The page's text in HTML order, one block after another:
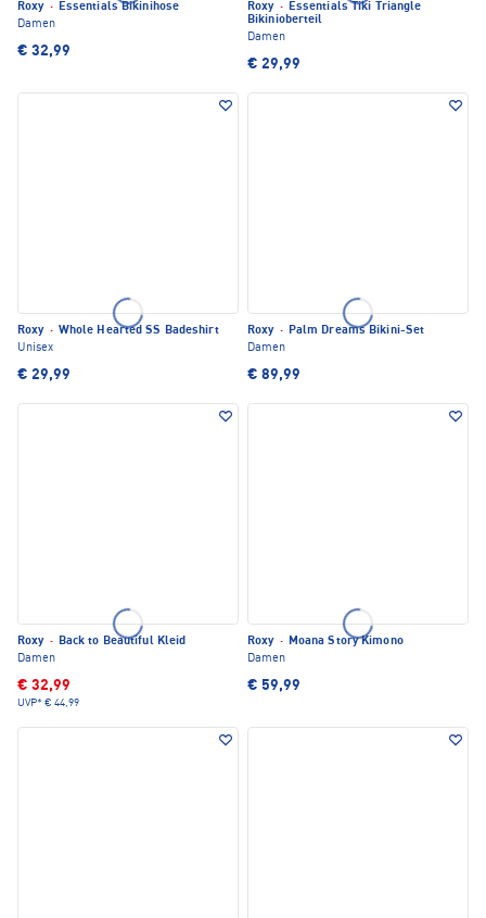
Roxy · Essentials Bikinihose
Damen
€ 32,99
Roxy · Essentials Tiki Triangle
Bikinioberteil
Damen
€ 29,99
Roxy · Whole Hearted SS Badeshirt
Unisex
€ 29,99
Roxy · Palm Dreams Bikini-Set
Damen
€ 89,99
Roxy · Back to Beautiful Kleid
Damen
€ 32,99
UVP* € 44,99
Roxy · Moana Story Kimono
Damen
€ 59,99